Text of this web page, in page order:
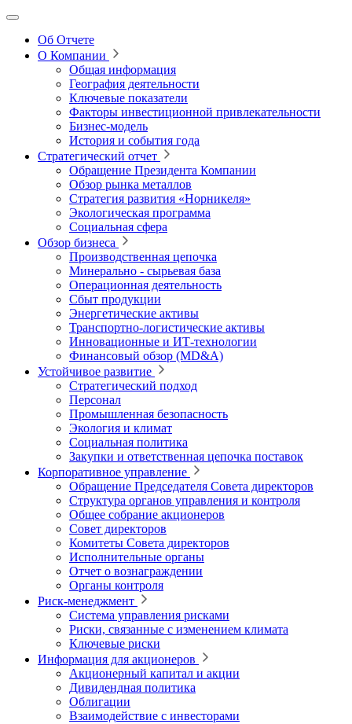
Об Отчете
О Компании
Общая информация
География деятельности
Ключевые показатели
Факторы инвестиционной привлекательности
Бизнес-модель
История и события года
Стратегический отчет
Обращение Президента Компании
Обзор рынка металлов
Стратегия развития «Норникеля»
Экологическая программа
Социальная сфера
Обзор бизнеса
Производственная цепочка
Минерально ‑ сырьевая база
Операционная деятельность
Сбыт продукции
Энергетические активы
Транспортно-логистические активы
Инновационные и ИТ‑технологии
Финансовый обзор (MD&A)
Устойчивое развитие
Стратегический подход
Персонал
Промышленная безопасность
Экология и климат
Социальная политика
Закупки и ответственная цепочка поставок
Корпоративное управление
Обращение Председателя Совета директоров
Структура органов управления и контроля
Общее собрание акционеров
Совет директоров
Комитеты Совета директоров
Исполнительные органы
Отчет о вознаграждении
Органы контроля
Риск-менеджмент
Система управления рисками
Риски, связанные с изменением климата
Ключевые риски
Информация для акционеров
Акционерный капитал и акции
Дивидендная политика
Облигации
Взаимодействие с инвесторами